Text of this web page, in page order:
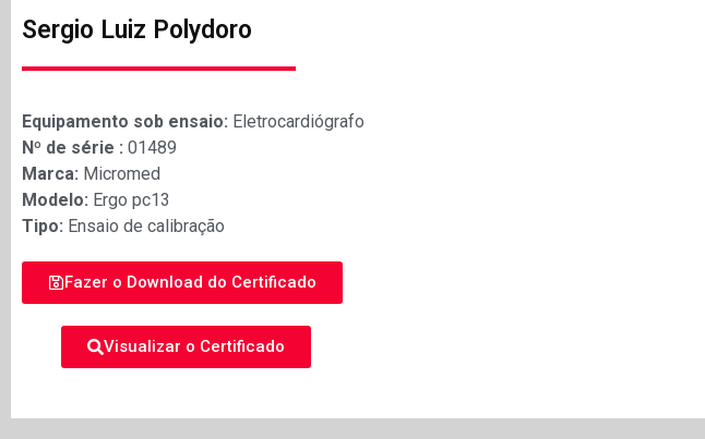
Sergio Luiz Polydoro
Equipamento sob ensaio: Eletrocardiógrafo
Nº de série : 01489
Marca: Micromed
Modelo: Ergo pc13
Tipo: Ensaio de calibração
Fazer o Download do Certificado
Visualizar o Certificado